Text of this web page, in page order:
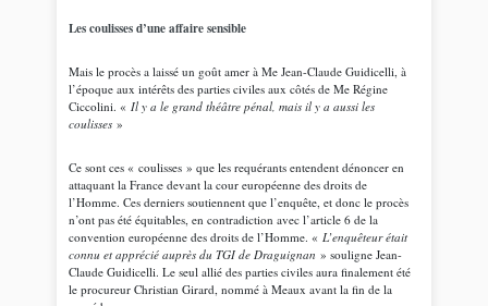
Les coulisses d’une affaire sensible
Mais le procès a laissé un goût amer à Me Jean-Claude Guidicelli, à
l’époque aux intérêts des parties civiles aux côtés de Me Régine
Ciccolini. « Il y a le grand théâtre pénal, mais il y a aussi les
coulisses»
Ce sont ces « coulisses » que les requérants entendent dénoncer en
attaquant la France devant la cour européenne des droits de
l’Homme. Ces derniers soutiennent que l’enquête, et donc le procès
n’ont pas été équitables, en contradiction avec l’article 6 de la
convention européenne des droits de l’Homme. « L’enquêteur était
connu et apprécié auprès du TGI de Draguignan » souligne Jean-
Claude Guidicelli. Le seul allié des parties civiles aura finalement été
le procureur Christian Girard, nommé à Meaux avant la fin de la